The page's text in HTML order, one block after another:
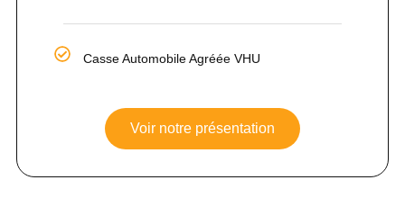
Casse Automobile Agréée VHU
Voir notre présentation